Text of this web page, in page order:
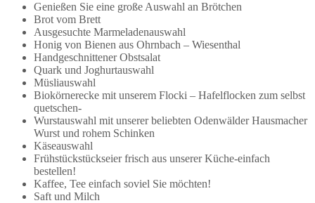
Genießen Sie eine große Auswahl an Brötchen
Brot vom Brett
Ausgesuchte Marmeladenauswahl
Honig von Bienen aus Ohrnbach – Wiesenthal
Handgeschnittener Obstsalat
Quark und Joghurtauswahl
Müsliauswahl
Biokörnerecke mit unserem Flocki – Hafelflocken zum selbst
quetschen-
Wurstauswahl mit unserer beliebten Odenwälder Hausmacher
Wurst und rohem Schinken
Käseauswahl
Frühstückstückseier frisch aus unserer Küche-einfach
bestellen!
Kaffee, Tee einfach soviel Sie möchten!
Saft und Milch